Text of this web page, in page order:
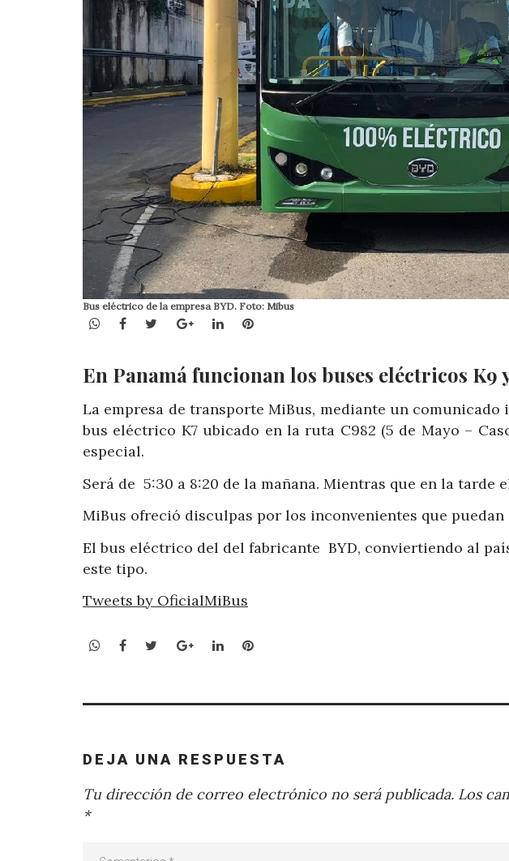
Bus eléctrico de la empresa BYD. Foto: Mibus
WhatsApp
Facebook
TwitterGoogle+LinkedInPinterest
En Panamá funcionan los buses eléctricos K9
La empresa de transporte MiBus, mediante un
bus eléctrico K7 ubicado en la ruta C982 (5 de Mayo –
especial.
Será de 5:30 a 8:20 de la mañana. Mientras que en la tarde
MiBus ofreció disculpas por los inconvenientes que
El bus eléctrico del del fabricante BYD, conviertiendo al
este tipo.
Tweets by OficialMiBus
WhatsApp
Facebook
TwitterGoogle+LinkedInPinterest
DEJA UNA RESPUESTA
Tu dirección de correo electrónico no será publicada. Los
*